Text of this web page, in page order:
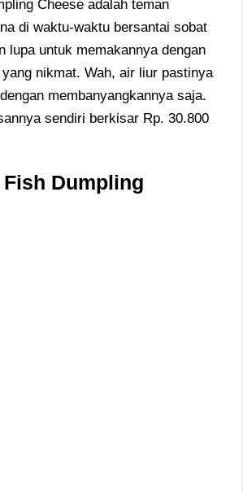
Cheese adalah teman
di waktu-waktu bersantai sobat
lupa untuk memakannya dengan
nikmat. Wah, air liur pastinya
membanyangkannya saja.
sendiri berkisar Rp. 30.800
Fish Dumpling